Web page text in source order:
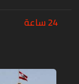
24 ساعة